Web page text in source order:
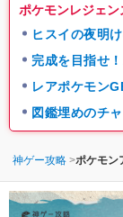
ポケモンレジェン
ヒスイの夜明
完成を目指せ
レアポケモン
図鑑埋めのチ
神ゲー攻略 ポケモン